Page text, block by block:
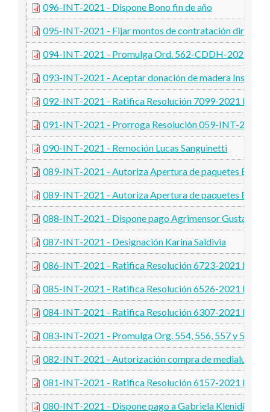
096-INT-2021 - Dispone Bono fin de año
095-INT-2021 - Fijar montos de contratación directa
094-INT-2021 - Promulga Ord. 562-CDDH-2021
093-INT-2021 - Aceptar donación de madera Insignia
092-INT-2021 - Ratifica Resolución 7099-2021 MS
091-INT-2021 - Prorroga Resolución 059-INT-2021
090-INT-2021 - Remoción Lucas Sanguinetti
089-INT-2021 - Autoriza Apertura de paquetes
089-INT-2021 - Autoriza Apertura de paquetes
088-INT-2021 - Dispone pago Agrimensor Gustavo
087-INT-2021 - Designación Karina Saldivia
086-INT-2021 - Ratifica Resolución 6723-2021 MS
085-INT-2021 - Ratifica Resolución 6526-2021 MS
084-INT-2021 - Ratifica Resolución 6307-2021 MS
083-INT-2021 - Promulga Org. 554, 556, 557 y 558-
082-INT-2021 - Autorización compra de medialunas
081-INT-2021 - Ratifica Resolución 6157-2021 MS
080-INT-2021 - Dispone pago a Gabriela Klenidijian